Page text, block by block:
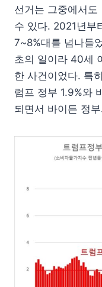
선거는 그중에서
수 있다. 2021년부
7~8%대를 넘나들
초의 일이라 40세
한 사건이었다. 특
럼프 정부 1.9%와
되면서 바이든 정